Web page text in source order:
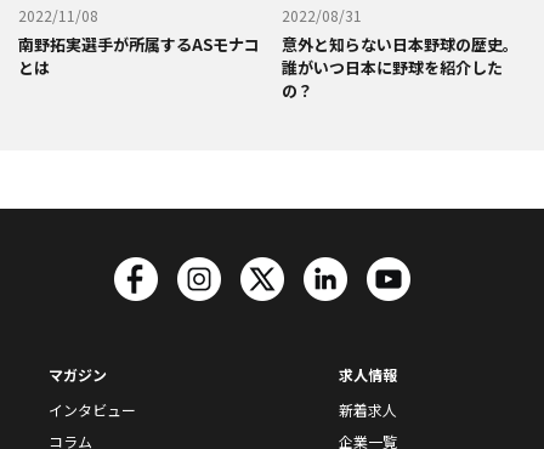
2022/11/08
南野拓実選手が所属するASモナコ
とは
2022/08/31
意外と知らない日本野球の歴史。
誰がいつ日本に野球を紹介した
の？
マガジン
インタビュー
コラム
求人情報
新着求人
企業一覧